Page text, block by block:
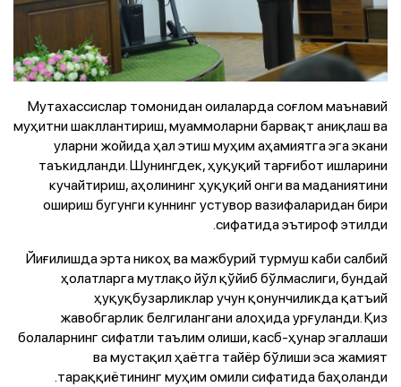
Мутахассислар томонидан оилаларда соғлом маънавий
муҳитни шакллантириш, муаммоларни барвақт аниқлаш ва
уларни жойида ҳал этиш муҳим аҳамиятга эга экани
таъкидланди. Шунингдек, ҳуқуқий тарғибот ишларини
кучайтириш, аҳолининг ҳуқуқий онги ва маданиятини
ошириш бугунги куннинг устувор вазифаларидан бири
сифатида эътироф этилди.
Йиғилишда эрта никоҳ ва мажбурий турмуш каби салбий
ҳолатларга мутлақо йўл қўйиб бўлмаслиги, бундай
ҳуқуқбузарликлар учун қонунчиликда қатъий
жавобгарлик белгилангани алоҳида урғуланди. Қиз
болаларнинг сифатли таълим олиши, касб-ҳунар эгаллаши
ва мустақил ҳаётга тайёр бўлиши эса жамият
тараққиётининг муҳим омили сифатида баҳоланди.